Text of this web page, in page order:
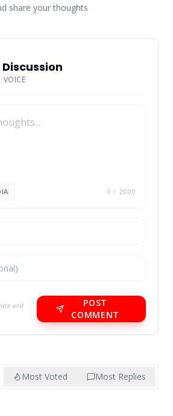
share your thoughts
VOICE
0 / 2000
and
POST
COMMENT
Most Voted Most Replies